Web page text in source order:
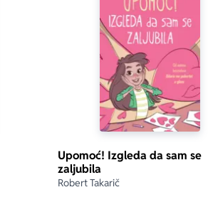
Upomoć! Izgleda da sam se
zaljubila
Robert Takarič